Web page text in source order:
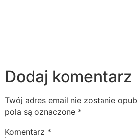
Dodaj komentarz
Twój adres email nie zostanie
pola są oznaczone *
Komentarz *